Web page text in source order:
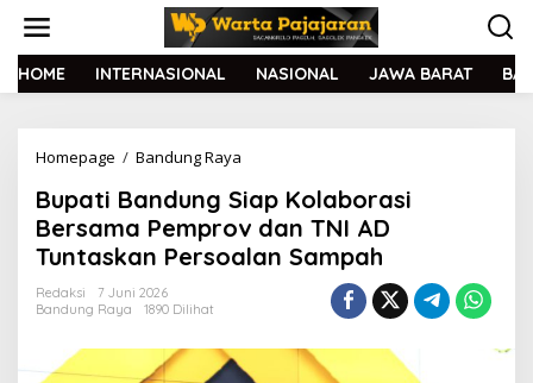
t
HOME INTERNASIONAL NASIONAL JAWA BARAT
Homepage / Bandung Raya
p
a
t
i
d
u
Bupati Bandung Siap Kolaborasi
Bersama Pemprov dan TNI AD
Tuntaskan Persoalan Sampah
Redaksi
7 Juni 2026
Bandung Raya
1890 Dilihat